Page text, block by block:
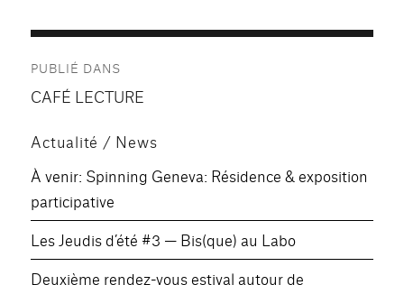
de
PUBLIÉ DANS
CAFÉ LECTURE
Actualité / News
À venir: Spinning Geneva: Résidence & exposition
participative
Les Jeudis d’été #3 — Bis(que) au Labo
Deuxième rendez-vous estival autour de